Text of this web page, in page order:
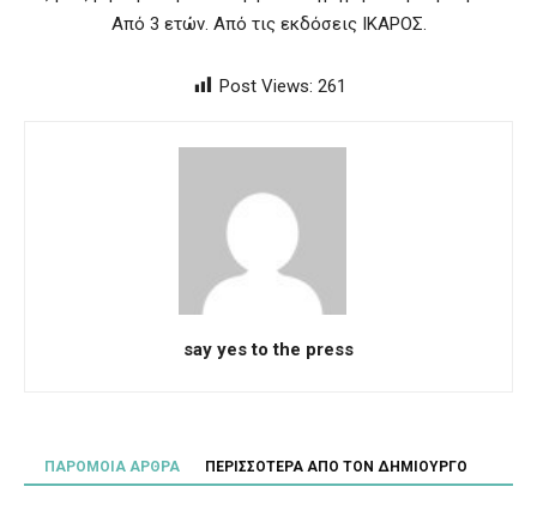
Από 3 ετών. Από τις εκδόσεις ΙΚΑΡΟΣ.
Post Views: 261
say yes to the press
ΠΑΡΟΜΟΙΑ ΑΡΘΡΑ ΠΕΡΙΣΣΟΤΕΡΑ ΑΠΟ ΤΟΝ ΔΗΜΙΟΥΡΓΟ